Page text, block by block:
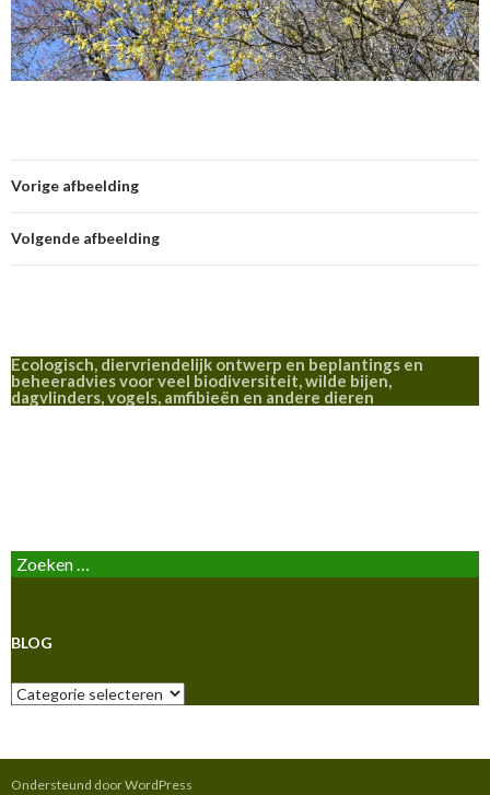
Vorige afbeelding
Volgende afbeelding
Ecologisch, diervriendelijk ontwerp en beplantings en
beheeradvies voor veel biodiversiteit, wilde bijen,
dagvlinders, vogels, amfibieën en andere dieren
Zoeken
naar:
BLOG
Blog
Ondersteund door WordPress